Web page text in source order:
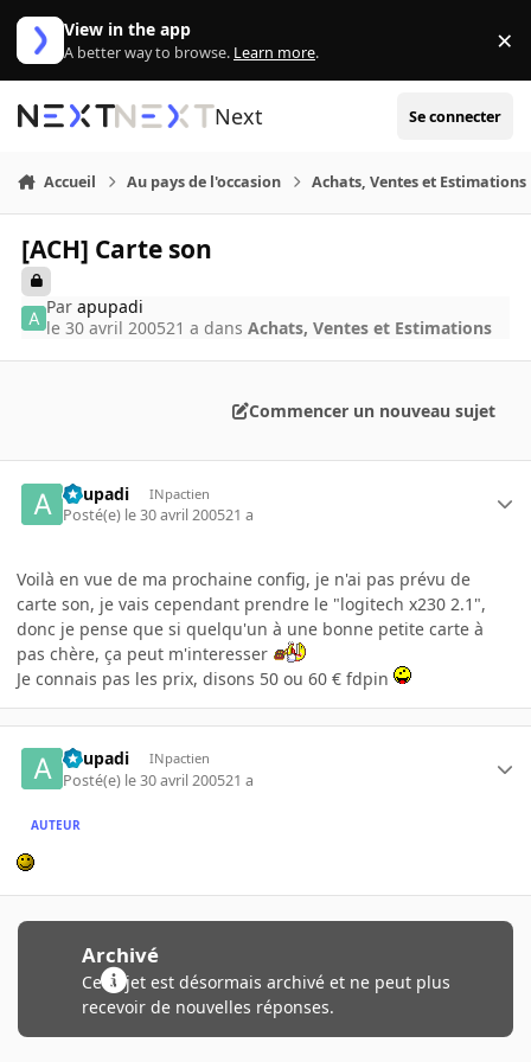
Aller au contenu
View in the app
A better way to browse. Learn more. ×
Next Se connecter
Accueil Au pays de l'occasion Achats, Ventes et Estimations
[ACH] Carte son
Parapupadi
le 30 avril 200521 a dansAchats, Ventes et Estimations
Commencer un nouveau sujet
apupadi INpactien
Posté(e) le 30 avril 200521 a
Voilà en vue de ma prochaine config, je n'ai pas prévu de
carte son, je vais cependant prendre le "logitech x230 2.1",
donc je pense que si quelqu'un à une bonne petite carte à
pas chère, ça peut m'interesser
Je connais pas les prix, disons 50 ou 60 € fdpin
apupadi INpactien
Posté(e) le 30 avril 200521 a
AUTEUR
Archivé
Ce sujet est désormais archivé et ne peut plus
recevoir de nouvelles réponses.